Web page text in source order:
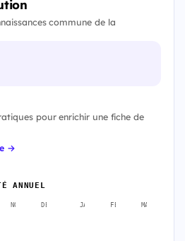
commune de la
pour enrichir une fiche de
→
ANNUEL
NOV. DÉC. JANV. FÉVR. MARS